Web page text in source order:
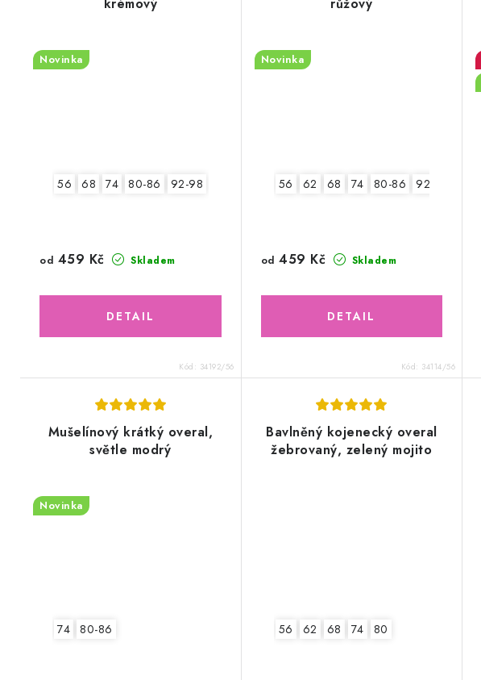
krémový
Novinka
56 68 74 80-86 92-98
Skladem
od 459 Kč
Kód: 34192/56
růžový
Novinka
56 62 68 74 80-86 92-98
Skladem
od 459 Kč
Kód: 34114/56
Mušelínový krátký overal,
světle modrý
Novinka
74 80-86
Bavlněný kojenecký overal
žebrovaný, zelený mojito
56 62 68 74 80